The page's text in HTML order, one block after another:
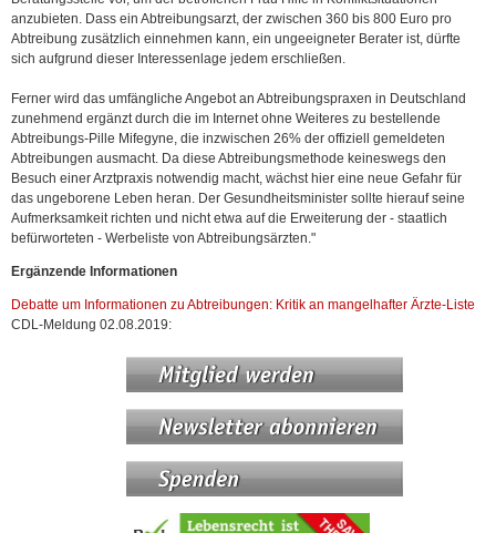
anzubieten. Dass ein Abtreibungsarzt, der zwischen 360 bis 800 Euro pro
Abtreibung zusätzlich einnehmen kann, ein ungeeigneter Berater ist, dürfte
sich aufgrund dieser Interessenlage jedem erschließen.
Ferner wird das umfängliche Angebot an Abtreibungspraxen in Deutschland
zunehmend ergänzt durch die im Internet ohne Weiteres zu bestellende
Abtreibungs-Pille Mifegyne, die inzwischen 26% der offiziell gemeldeten
Abtreibungen ausmacht. Da diese Abtreibungsmethode keineswegs den
Besuch einer Arztpraxis notwendig macht, wächst hier eine neue Gefahr für
das ungeborene Leben heran. Der Gesundheitsminister sollte hierauf seine
Aufmerksamkeit richten und nicht etwa auf die Erweiterung der - staatlich
befürworteten - Werbeliste von Abtreibungsärzten."
Ergänzende Informationen
Debatte um Informationen zu Abtreibungen: Kritik an mangelhafter Ärzte-Liste
CDL-Meldung 02.08.2019: